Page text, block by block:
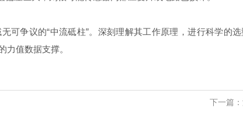
争议的“中流砥柱”。深刻理解其工作原理，进行科学的
力值数据支撑。
下一篇